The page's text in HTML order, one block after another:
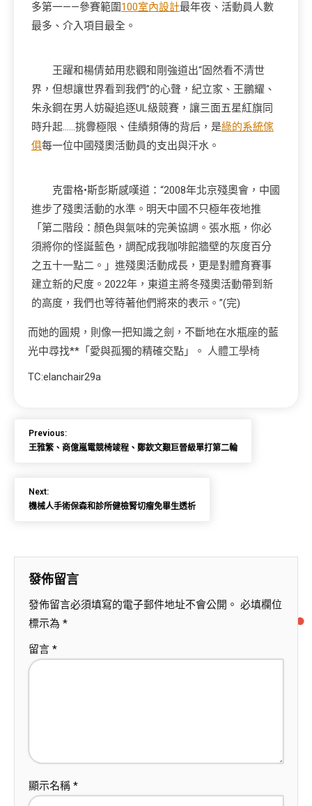
多第一——參賽範圍100室內設計最年夜、活動員人數
最多、介入項目最全。
王躍和楊倩茹用悲觀和剛強道出“固然看不清世
界，但想讓世界看到我們”的心聲，紀立家、王鵬耀、
朱永鋼在男人妨礙追逐UL級競賽，讓三面五星紅旗同
時升起……挑釁極限、佳績頻傳的背后，是綠的系統傢
俱每一位中國殘奧活動員的支出與汗水。
克雷格•斯彭斯感嘆道：“2008年北京殘奧會，中國
進步了殘奧活動的水準。明天中國不只極年夜地推
「第二階段：顏色與氣味的完美協調。張水瓶，你必
須將你的怪誕藍色，調配成我咖啡館牆壁的灰度百分
之五十一點二。」進殘奧活動成長，更是對體育賽事
建立新的尺度。2022年，東道主將冬殘奧活動帶到新
的高度，我們也等待著他們將來的表示。”(完)
而她的圓規，則像一把知識之劍，不斷地在水瓶座的藍
光中尋找**「愛與孤獨的精確交點」。 人體工學椅
TC:elanchair29a
Previous:
王雅繁、商億嵐電競椅竣程、鄭欽文艱巨晉級單打第二輪
Next:
機械人手術保森和診所健檢腎切瘤免畢生透析
發佈留言
發佈留言必須填寫的電子郵件地址不會公開。 必填欄位
標示為 *
留言 *
顯示名稱 *